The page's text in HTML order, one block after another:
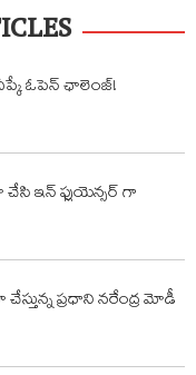
ఓపెన్ ఛాలెంజ్!
ఇన్ ఫ్లుయెన్సర్ గా
ప్ర‌ధాని న‌రేంద్ర మోడీ